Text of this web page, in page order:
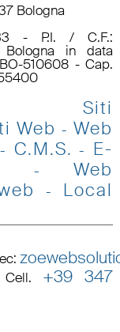
Bologna
- P.I. / C.F.:
in data
510608 - Cap.
Siti
Web -Web
- C.M.S. - E-
-Web
- Local
:
+39 347